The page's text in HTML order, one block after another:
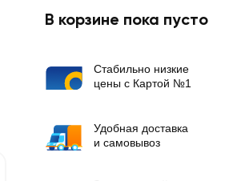
В корзине пока пусто
Стабильно низкие
цены с Картой №1
Удобная доставка
и самовывоз